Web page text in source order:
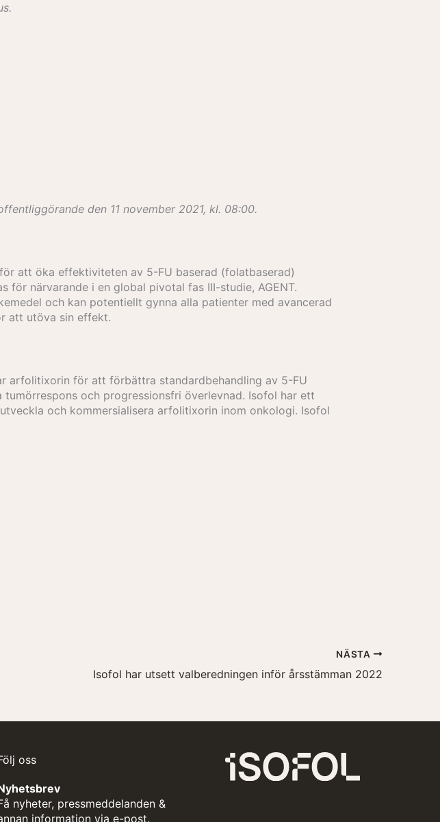
den 11 november 2021, kl. 08:00.
att öka effektiviteten av 5-FU baserad (folatbaserad)
närvarande i en global pivotal fas III-studie, AGENT.
och kan potentiellt gynna alla patienter med avancerad
att utöva sin effekt.
arfolitixorin för att förbättra standardbehandling av 5-FU
och progressionsfri överlevnad. Isofol har ett
och kommersialisera arfolitixorin inom onkologi. Isofol
NÄSTA
Isofol har utsett valberedningen inför årsstämman 2022
oss
nyheter, pressmeddelanden &
information via e-post.